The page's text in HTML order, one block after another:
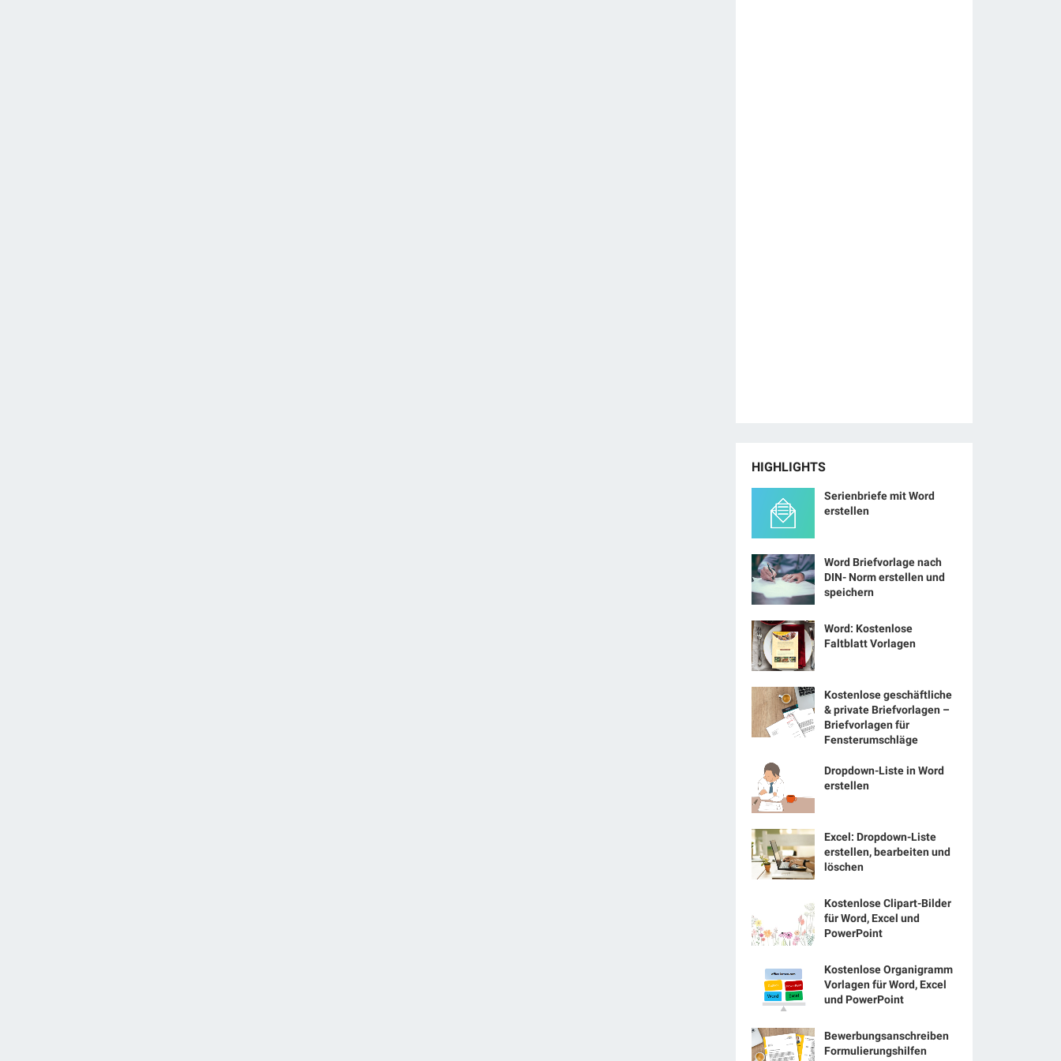
HIGHLIGHTS
Serienbriefe mit Word
erstellen
Word Briefvorlage nach
DIN- Norm erstellen und
speichern
Word: Kostenlose
Faltblatt Vorlagen
Kostenlose geschäftliche
& private Briefvorlagen –
Briefvorlagen für
Fensterumschläge
Dropdown-Liste in Word
erstellen
Excel: Dropdown-Liste
erstellen, bearbeiten und
löschen
Kostenlose Clipart-Bilder
für Word, Excel und
PowerPoint
Kostenlose Organigramm
Vorlagen für Word, Excel
und PowerPoint
Bewerbungsanschreiben
Formulierungshilfen